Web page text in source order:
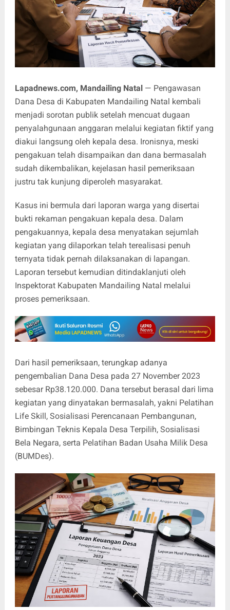
Lapadnews.com, Mandailing Natal— Pengawasan
Dana Desa di Kabupaten Mandailing Natal kembali
menjadi sorotan publik setelah mencuat dugaan
penyalahgunaan anggaran melalui kegiatan fiktif yang
diakui langsung oleh kepala desa. Ironisnya, meski
pengakuan telah disampaikan dan dana bermasalah
sudah dikembalikan, kejelasan hasil pemeriksaan
justru tak kunjung diperoleh masyarakat.
Kasus ini bermula dari laporan warga yang disertai
bukti rekaman pengakuan kepala desa. Dalam
pengakuannya, kepala desa menyatakan sejumlah
kegiatan yang dilaporkan telah terealisasi penuh
ternyata tidak pernah dilaksanakan di lapangan.
Laporan tersebut kemudian ditindaklanjuti oleh
Inspektorat Kabupaten Mandailing Natal melalui
proses pemeriksaan.
Dari hasil pemeriksaan, terungkap adanya
pengembalian Dana Desa pada 27 November 2023
sebesar Rp38.120.000. Dana tersebut berasal dari lima
kegiatan yang dinyatakan bermasalah, yakni Pelatihan
Life Skill, Sosialisasi Perencanaan Pembangunan,
Bimbingan Teknis Kepala Desa Terpilih, Sosialisasi
Bela Negara, serta Pelatihan Badan Usaha Milik Desa
(BUMDes).